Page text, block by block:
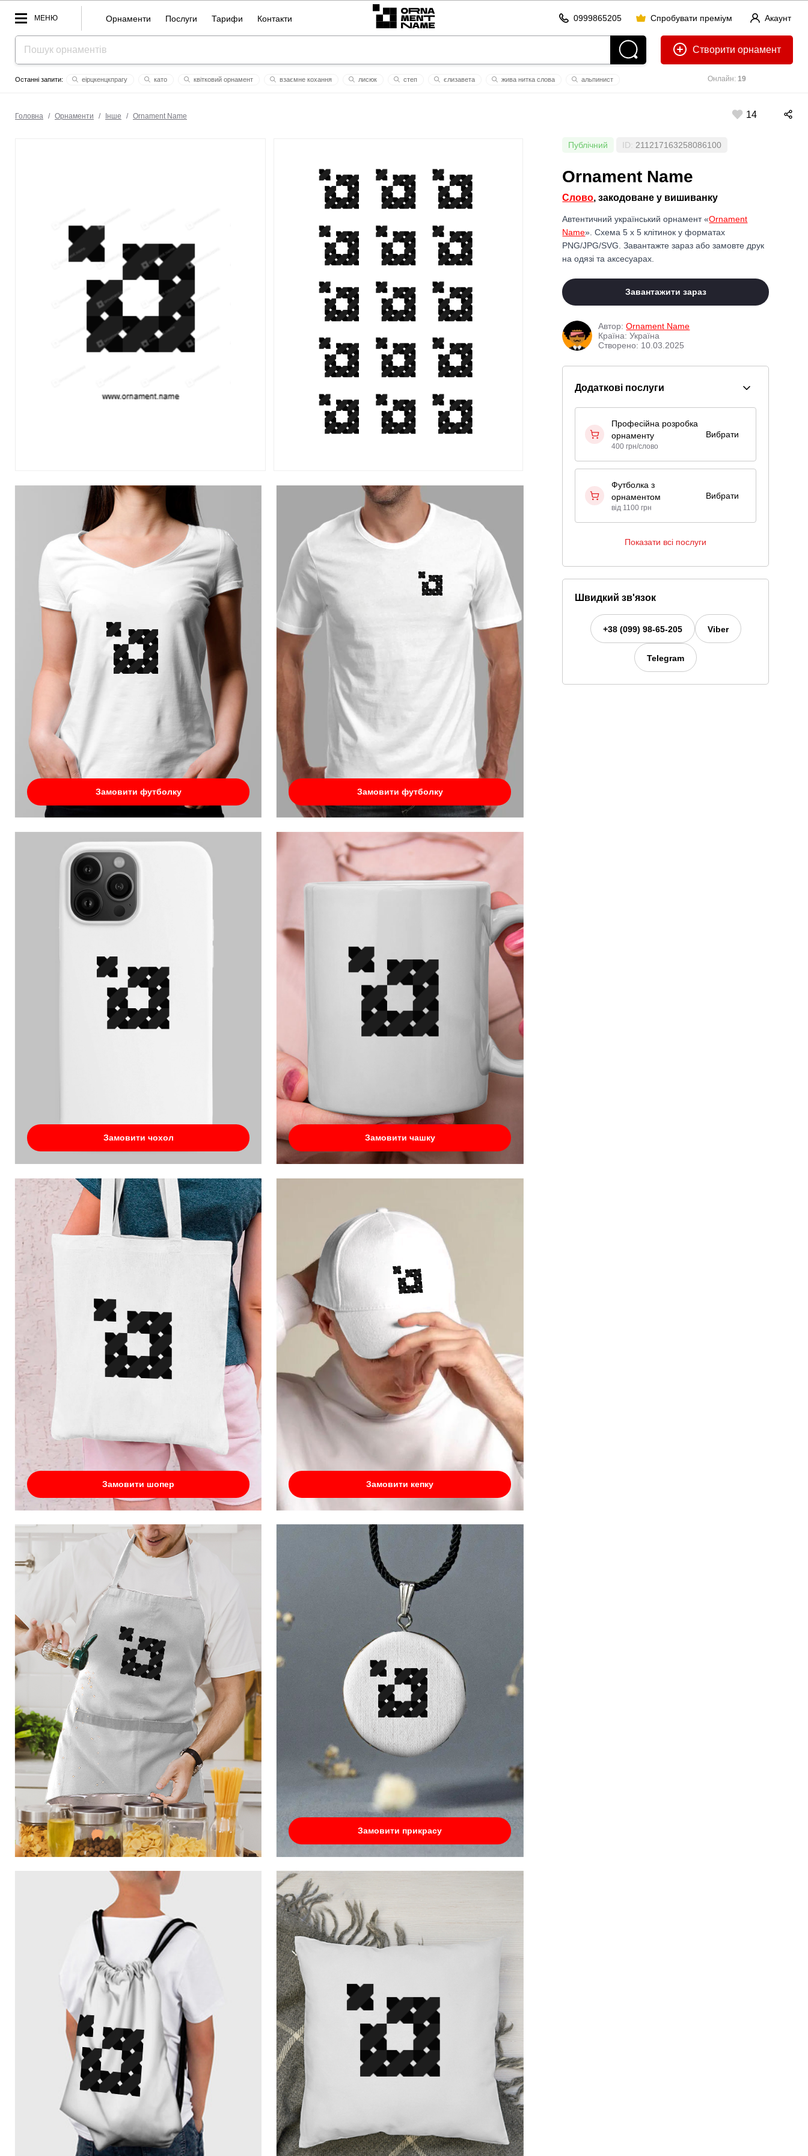
МЕНЮ Орнаменти Послуги Тарифи Контакти Акаунт
0999865205 Спробувати преміум
Створити
Онлайн: 19
еірцкенцкпрагу като квітковий орнамент взаємне кохання лисюк степ єлизaветa жива нитка слова
альпинист
Головна / Орнаменти / Інше / Ornament Name 14
Замовити футболку Замовити футболку
Замовити чохол Замовити чашку
Замовити шопер Замовити кепку
Замовити прикрасу
Публічний ID: 211217163258086100
Ornament Name
Слово, закодоване у вишиванку
Автентичний український орнамент «Ornament
Name». Схема 5 x 5 клітинок у форматах
PNG/JPG/SVG. Завантажте зараз або замовте друк
на одязі та аксесуарах.
Завантажити зараз
Автор:Ornament Name
Країна: Україна
Створено: 10.03.2025
Додаткові послуги
Професійна розробка
орнаменту
400 грн/слово
Вибрати
Футболка з
орнаментом
від 1100 грн
Вибрати
Показати всі послуги
Швидкий зв'язок
+38 (099) 98-65-205 Viber
Telegram